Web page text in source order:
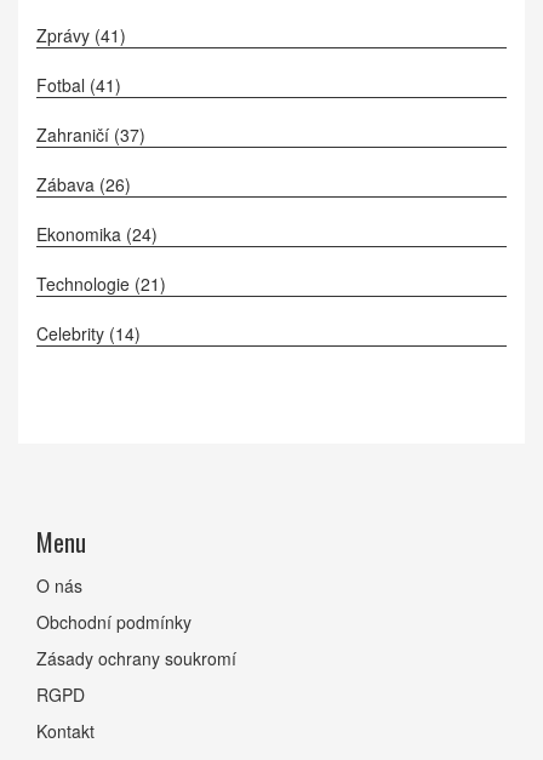
Zprávy (41)
Fotbal (41)
Zahraničí (37)
Zábava (26)
Ekonomika (24)
Technologie (21)
Celebrity (14)
Menu
O nás
Obchodní podmínky
Zásady ochrany soukromí
RGPD
Kontakt